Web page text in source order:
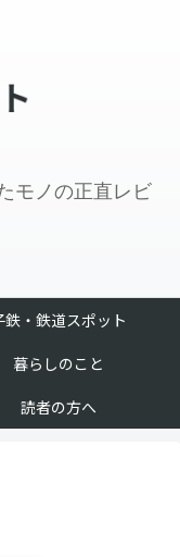
モノの正直レビ
鉄・鉄道スポット
暮らしのこと
読者の方へ